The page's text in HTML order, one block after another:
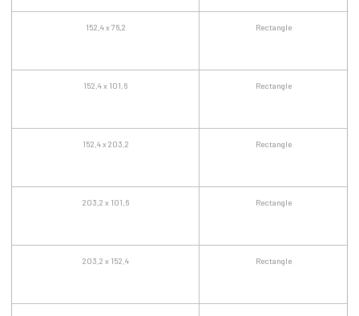
152,4 x 76,2 Rectangle
152,4 x 101,6 Rectangle
152,4 x 203,2 Rectangle
203,2 x 101,6 Rectangle
203,2 x 152,4 Rectangle